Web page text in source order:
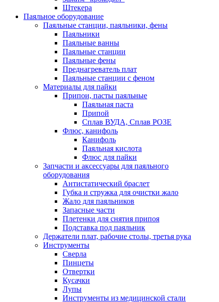
Штекера
Паяльное оборудование
Паяльные станции, паяльники, фены
Паяльники
Паяльные ванны
Паяльные станции
Паяльные фены
Преднагреватель плат
Паяльные станции с феном
Материалы для пайки
Припои, пасты паяльные
Паяльная паста
Припой
Сплав ВУДА, Сплав РОЗЕ
Флюс, канифоль
Канифоль
Паяльная кислота
Флюс для пайки
Запчасти и аксессуары для паяльного
оборудования
Антистатический браслет
Губка и стружка для очистки жало
Жало для паяльников
Запасные части
Плетенки для снятия припоя
Подставка под паяльник
Держатели плат, рабочие столы, третья рука
Инструменты
Сверла
Пинцеты
Отвертки
Кусачки
Лупы
Инструменты из медицинской стали